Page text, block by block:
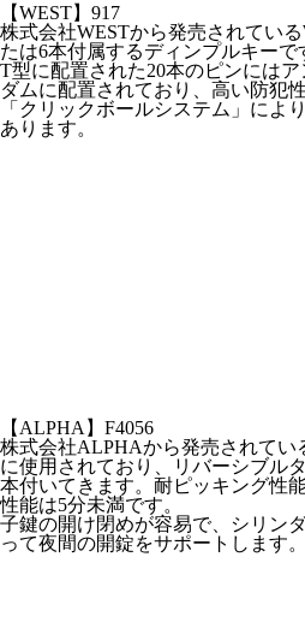
【WEST】917
株式会社WESTから発売されてい
たは6本付属するディンプルキーで
T型に配置された20本のピンには
ダムに配置されており、高い防犯
「クリックボールシステム」によ
あります。
【ALPHA】F4056
株式会社ALPHAから発売されてい
に使用されており、リバーシブル
本付いてきます。耐ピッキング性
性能は5分未満です。
子鍵の開け閉めが容易で、シリン
って夜間の開錠をサポートします。